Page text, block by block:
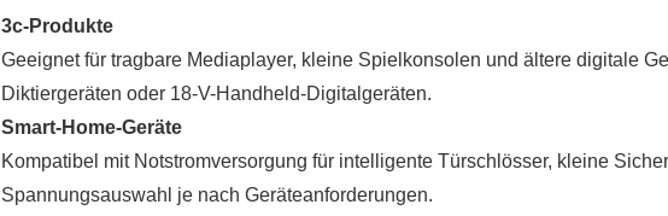
3c-Produkte
Geeignet für tragbare Mediaplayer, kleine Spielkonsolen und ältere digitale
Diktiergeräten oder 18-V-Handheld-Digitalgeräten.
Smart-Home-Geräte
Kompatibel mit Notstromversorgung für intelligente Türschlösser, kleine
Spannungsauswahl je nach Geräteanforderungen.